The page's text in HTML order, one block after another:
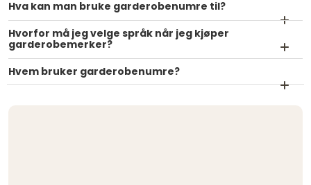
Hva kan man bruke garderobenumre til?
Hvorfor må jeg velge språk når jeg kjøper
garderobemerker?
Hvem bruker garderobenumre?